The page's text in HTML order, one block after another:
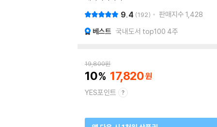
9.4 192 판매지수 1,428
베스트 국내도서 top100 4주
19,800원
10 17,820
YES포인트